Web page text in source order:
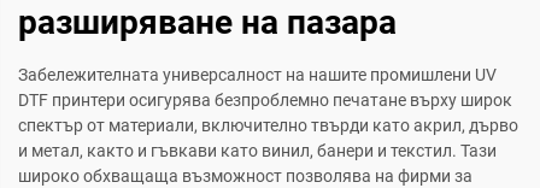
разширяване на пазара
Забележителната универсалност на нашите промишлени UV
DTF принтери осигурява безпроблемно печатане върху широк
спектър от материали, включително твърди като акрил, дърво
и метал, както и гъвкави като винил, банери и текстил. Тази
широко обхващаща възможност позволява на фирми за